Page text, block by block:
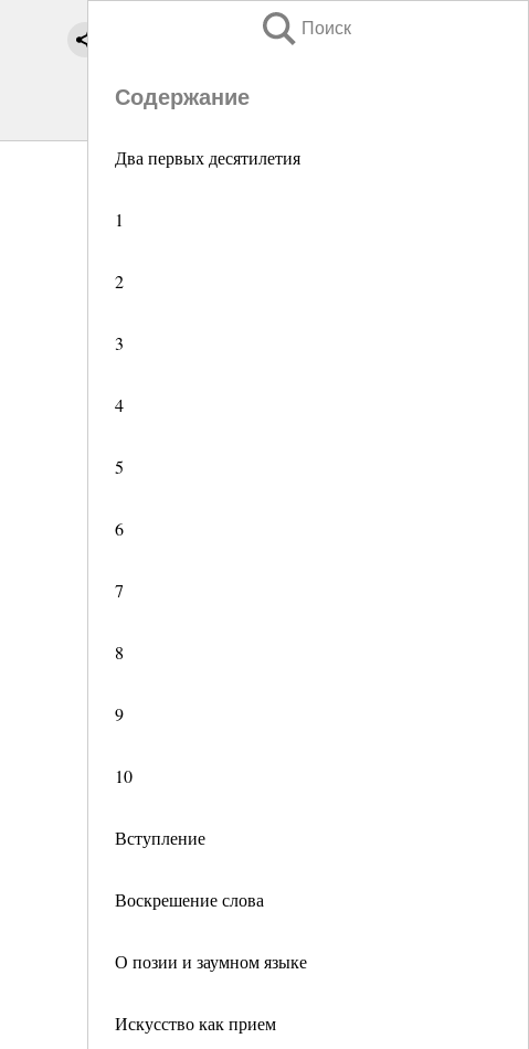
Поиск
Содержание
Два первых десятилетия
1
2
3
4
5
6
7
8
9
10
Вступление
Воскрешение слова
О позии и заумном языке
Искусство как прием